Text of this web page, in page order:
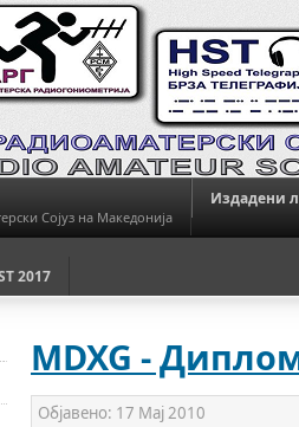
Сојуз на Македонија
Издадени
2017
MDXG -
Објавено: 17 Мај 2010